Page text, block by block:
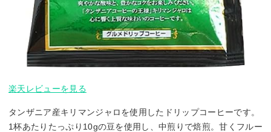
楽天レビューを見る
タンザニア産キリマンジャロを使用したドリップコーヒーです。
1杯あたりたっぷり10gの豆を使用し、中煎りで焙煎。甘くフルー